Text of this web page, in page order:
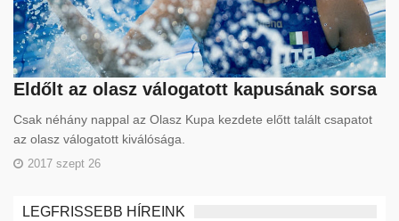
Eldőlt az olasz válogatott kapusának sorsa
Csak néhány nappal az Olasz Kupa kezdete előtt talált csapatot
az olasz válogatott kiválósága.
2017 szept 26
LEGFRISSEBB HÍREINK